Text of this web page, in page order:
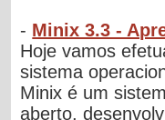
- Minix 3.3 -
Hoje vamos
sistema
Minix é um
aberto,